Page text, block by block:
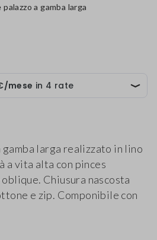
a gamba larga
gamba larga realizzato in lino
a vita alta con pinces
Chiusura nascosta
e zip. Componibile con